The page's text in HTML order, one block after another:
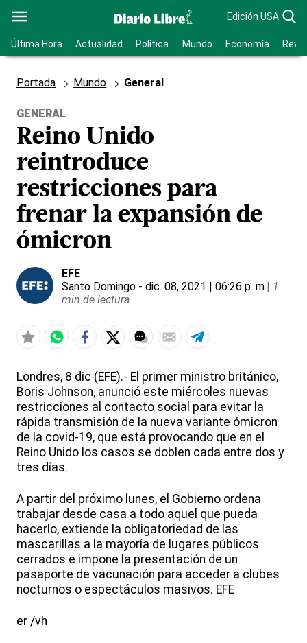
Edición USA
Última Hora Actualidad Política Mundo Economía
Portada Mundo General
GENERAL
Reino Unido
reintroduce
restricciones para
frenar la expansión de
ómicron
EFE
Santo Domingo - dic. 08, 2021 | 06:26 p. m.| 1
min de lectura
Londres, 8 dic (EFE).- El primer ministro británico,
Boris Johnson, anunció este miércoles nuevas
restricciones al contacto social para evitar la
rápida transmisión de la nueva variante ómicron
de la covid-19, que está provocando que en el
Reino Unido los casos se doblen cada entre dos y
tres días.
A partir del próximo lunes, el Gobierno ordena
trabajar desde casa a todo aquel que pueda
hacerlo, extiende la obligatoriedad de las
mascarillas a la mayoría de lugares públicos
cerrados e impone la presentación de un
pasaporte de vacunación para acceder a clubes
nocturnos o espectáculos masivos. EFE
er /vh